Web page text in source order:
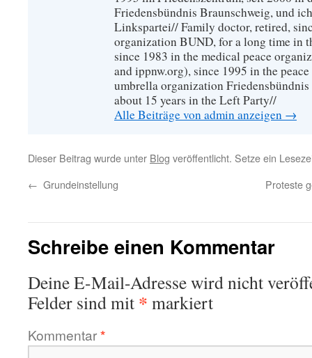
Friedensbündnis Braunschweig, und
Linkspartei// Family doctor, retired,
organization BUND, for a long time in
since 1983 in the medical peace
and ippnw.org), since 1995 in the
umbrella organization
about 15 years in the Left Party//
Alle Beiträge von admin anzeigen →
Dieser Beitrag wurde unter Blog veröffentlicht. Setze ein
← Grundeinstellung Proteste
Schreibe einen Kommentar
Deine E-Mail-Adresse wird nicht
Felder sind mit * markiert
Kommentar*